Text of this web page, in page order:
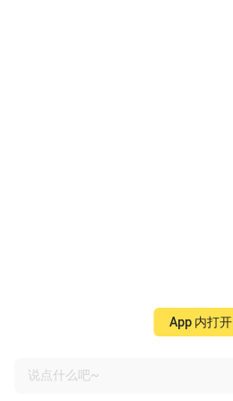
说点什么吧~
App 内打开